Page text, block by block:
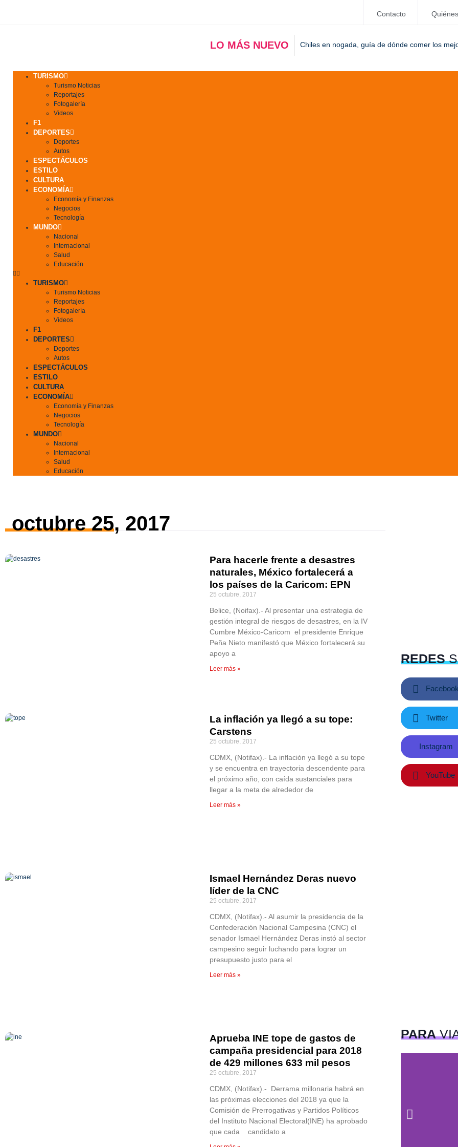
Contacto
LO MÁS NUEVO Chiles en nogada, guía de dónde comer los
TURISMO
Turismo Noticias
Reportajes
Fotogalería
Videos
F1
DEPORTES
Deportes
Autos
ESPECTÁCULOS
ESTILO
CULTURA
ECONOMÍA
Economía y Finanzas
Negocios
Tecnología
MUNDO
Nacional
Internacional
Salud
Educación
TURISMO
Turismo Noticias
Reportajes
Fotogalería
Videos
F1
DEPORTES
Deportes
Autos
ESPECTÁCULOS
ESTILO
CULTURA
ECONOMÍA
Economía y Finanzas
Negocios
Tecnología
MUNDO
Nacional
Internacional
Salud
Educación
octubre 25, 2017
Para hacerle frente a desastres
naturales, México fortalecerá a
los países de la Caricom: EPN
25 octubre, 2017
Belice, (Noifax).- Al presentar una estrategia de
gestión integral de riesgos de desastres, en la IV
Cumbre México-Caricom el presidente Enrique
Peña Nieto manifestó que México fortalecerá su
apoyo a
Leer más »
La inflación ya llegó a su tope:
Carstens
25 octubre, 2017
CDMX, (Notifax).- La inflación ya llegó a su tope
y se encuentra en trayectoria descendente para
el próximo año, con caída sustanciales para
llegar a la meta de alrededor de
Leer más »
Ismael Hernández Deras nuevo
líder de la CNC
25 octubre, 2017
CDMX, (Notifax).- Al asumir la presidencia de la
Confederación Nacional Campesina (CNC) el
senador Ismael Hernández Deras instó al sector
campesino seguir luchando para lograr un
presupuesto justo para el
Leer más »
Aprueba INE tope de gastos de
campaña presidencial para 2018
de 429 millones 633 mil pesos
25 octubre, 2017
CDMX, (Notifax).- Derrama millonaria habrá en
las próximas elecciones del 2018 ya que la
Comisión de Prerrogativas y Partidos Políticos
del Instituto Nacional Electoral(INE) ha aprobado
que cada candidato a
REDES
Twitter
Instagram
YouTube
PARA